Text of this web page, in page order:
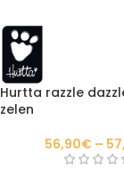
Hurtta razzle
zelen
56,90€ –